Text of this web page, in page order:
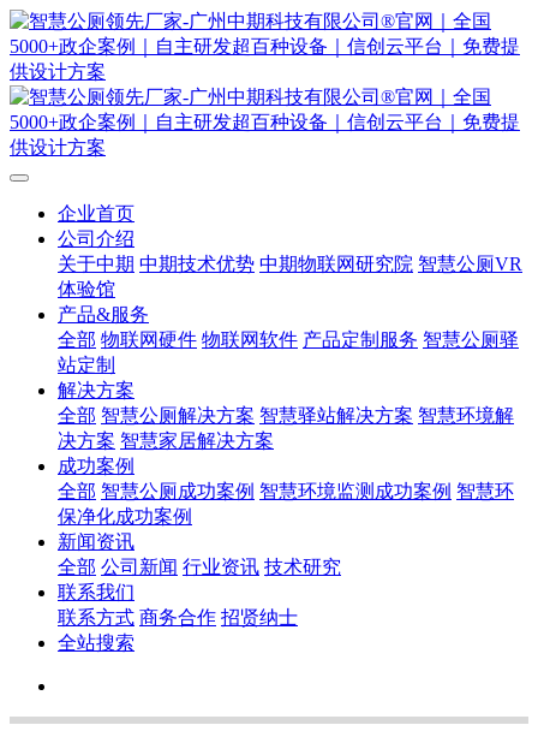
企业首页
公司介绍
关于中期 中期技术优势 中期物联网研究院 智慧公厕VR
体验馆
产品&服务
全部 物联网硬件 物联网软件 产品定制服务 智慧公厕驿
站定制
解决方案
全部 智慧公厕解决方案 智慧驿站解决方案 智慧环境解
决方案 智慧家居解决方案
成功案例
全部 智慧公厕成功案例 智慧环境监测成功案例 智慧环
保净化成功案例
新闻资讯
全部 公司新闻 行业资讯 技术研究
联系我们
联系方式 商务合作 招贤纳士
全站搜索